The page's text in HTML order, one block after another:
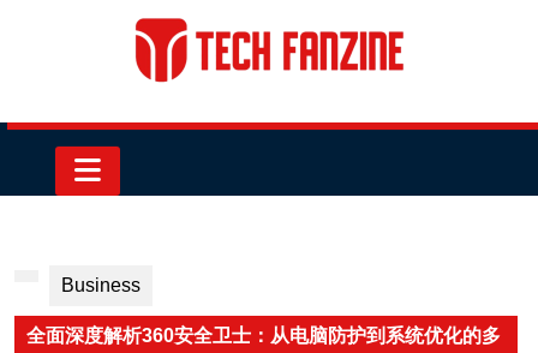
Business
全面深度解析360安全卫士：从电脑防护到系统优化的多